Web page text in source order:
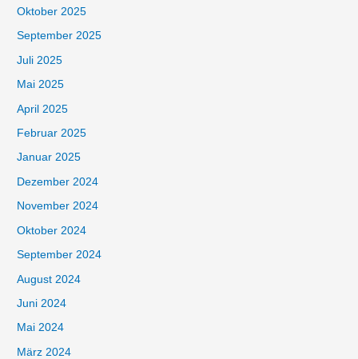
Oktober 2025
September 2025
Juli 2025
Mai 2025
April 2025
Februar 2025
Januar 2025
Dezember 2024
November 2024
Oktober 2024
September 2024
August 2024
Juni 2024
Mai 2024
März 2024